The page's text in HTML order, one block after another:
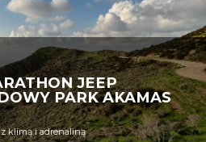
JEEP
PARK AKAMAS
z klimą i adrenaliną